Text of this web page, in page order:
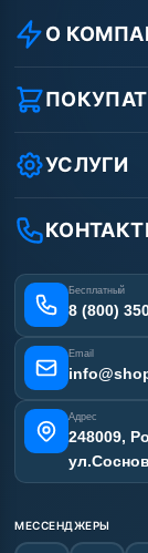
О
О компании
Реквизиты
Защита
Условия
Вакансии
Статьи
Как
Оплата
Доставка
Лизинг
Получить
УСЛУГИ
Ремонт АВД
Наши работы
Отзывы
Карта сайта
Бесплатный
8 (800)
Email
Адрес
248009,
МЕССЕНДЖЕРЫ